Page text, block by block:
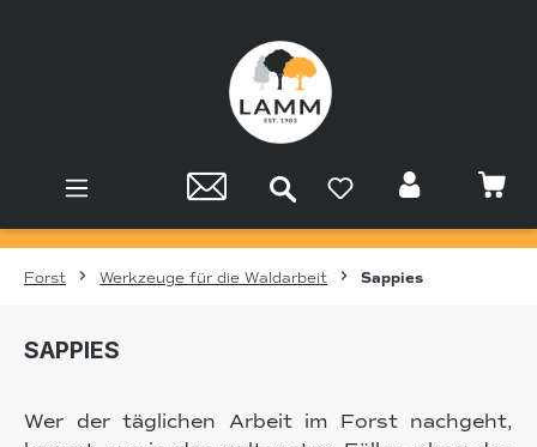
Forst Werkzeuge für die Waldarbeit Sappies
SAPPIES
Wer der täglichen Arbeit im Forst nachgeht,